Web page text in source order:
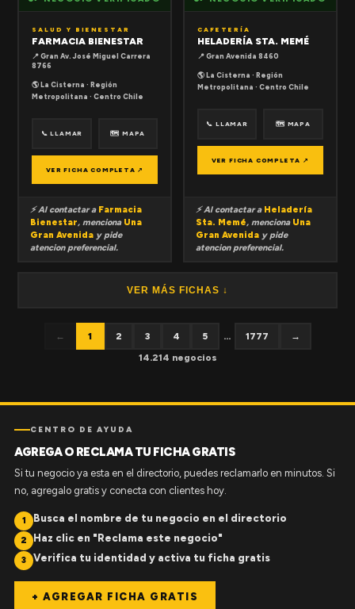
SALUD Y BIENESTAR
FARMACIA BIENESTAR
📍 Gran Av. José Miguel Carrera
8766
🌎 La Cisterna · Región
Metropolitana · Centro Chile
📞 LLAMAR 🗺 MAPA
VER FICHA COMPLETA ↗
⚡ Al contactar a Farmacia
Bienestar, menciona Una
Gran Avenida y pide
atencion preferencial.
CAFETERÍA
HELADERÍA STA. MEMÉ
📍 Gran Avenida 8460
🌎 La Cisterna · Región
Metropolitana · Centro Chile
📞 LLAMAR 🗺 MAPA
VER FICHA COMPLETA ↗
⚡ Al contactar a Heladería
Sta. Memé, menciona Una
Gran Avenida y pide
atencion preferencial.
VER MÁS FICHAS ↓
← 1 2 3 4 5 ... 1777
→
14.214 negocios
CENTRO DE AYUDA
AGREGA O RECLAMA TU FICHA GRATIS
Si tu negocio ya esta en el directorio, puedes reclamarlo en minutos. Si
no, agregalo gratis y conecta con clientes hoy.
1 Busca el nombre de tu negocio en el directorio
2 Haz clic en "Reclama este negocio"
3 Verifica tu identidad y activa tu ficha gratis
+ AGREGAR FICHA GRATIS